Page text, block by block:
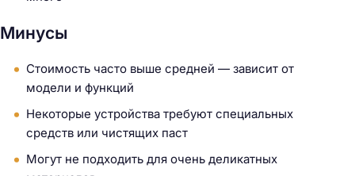
Минусы
Стоимость часто выше средней — зависит от
модели и функций
Некоторые устройства требуют специальных
средств или чистящих паст
Могут не подходить для очень деликатных